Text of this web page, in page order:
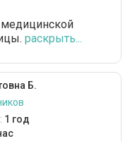
раскрыть...
Б.
1 год